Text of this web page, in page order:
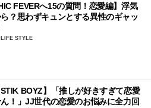
FEVERへ15の質問！恋愛編】浮気
？思わずキュンとする異性のギャッ
LIFE STYLE
BOYZ】「推しが好きすぎて恋愛
！」JJ世代の恋愛のお悩みに全力回